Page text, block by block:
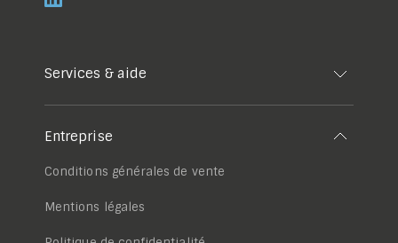
Services & aide
Entreprise
Conditions générales de vente
Mentions légales